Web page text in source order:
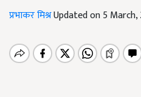
प्रभाकर मिश्रUpdated on 5 March,